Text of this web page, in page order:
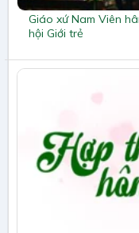
Giáo xứ Nam Viên
hội Giới trẻ